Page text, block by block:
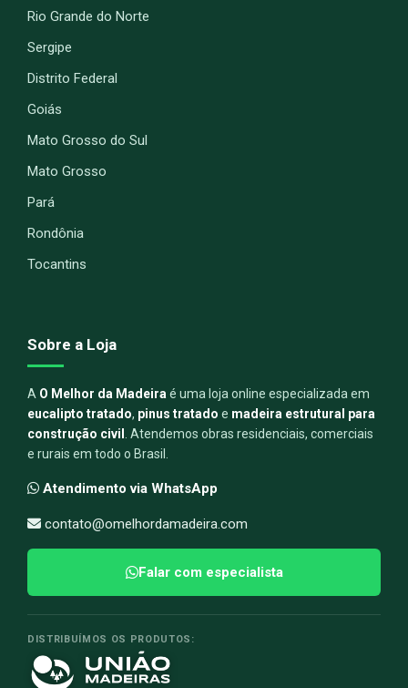
Rio Grande do Norte
Sergipe
Distrito Federal
Goiás
Mato Grosso do Sul
Mato Grosso
Pará
Rondônia
Tocantins
Sobre a Loja
A O Melhor da Madeira é uma loja online especializada em
eucalipto tratado, pinus tratado e madeira estrutural para
construção civil
. Atendemos obras residenciais, comerciais
e rurais em todo o Brasil.
Atendimento via WhatsApp
contato@omelhordamadeira.com
Falar com especialista
DISTRIBUÍMOS OS PRODUTOS: